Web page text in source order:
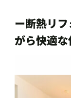
ー断熱リ
がら快適